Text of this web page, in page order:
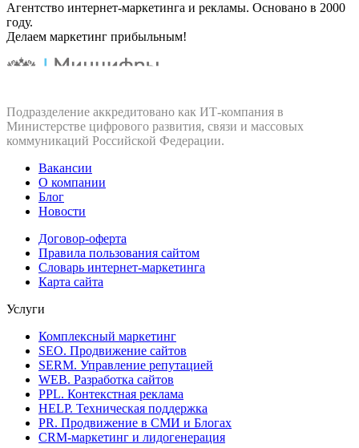
Агентство интернет-маркетинга и рекламы. Основано в 2000
году.
Делаем маркетинг прибыльным!
Подразделение аккредитовано как ИТ‑компания в
Министерстве цифрового развития, связи и массовых
коммуникаций Российской Федерации.
Вакансии
О компании
Блог
Новости
Договор-оферта
Правила пользования сайтом
Словарь интернет-маркетинга
Карта сайта
Услуги
Комплексный маркетинг
SEO. Продвижение сайтов
SERM. Управление репутацией
WEB. Разработка сайтов
PPL. Контекстная реклама
HELP. Техническая поддержка
PR. Продвижение в СМИ и Блогах
CRM-маркетинг и лидогенерация